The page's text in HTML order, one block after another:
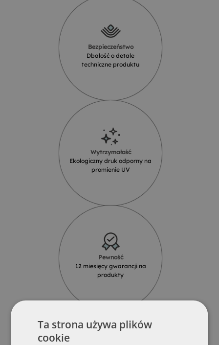
Bezpieczeństwo
Dbałość o detale
techniczne produktu
Wytrzymałość
Ekologiczny druk odporny na
promienie UV
Pewność
12 miesięcy gwarancji na
produkty
Ta strona używa plików
cookie